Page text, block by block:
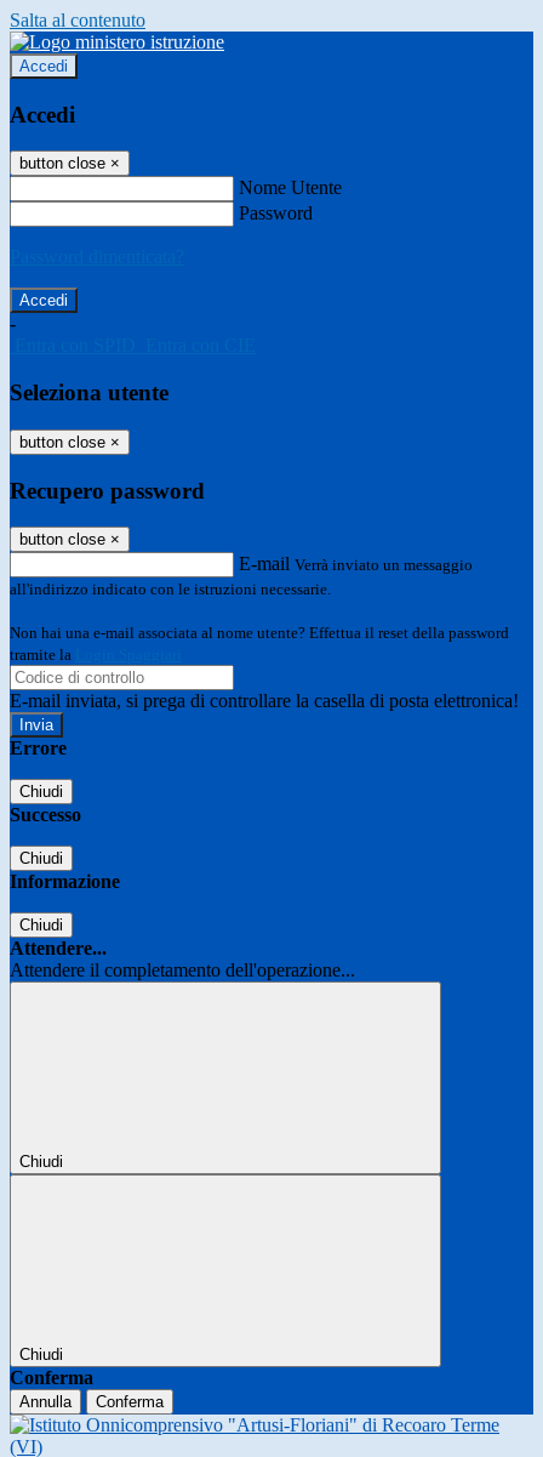
Salta al contenuto
Accedi
Accedi
button close ×
Nome Utente
Password
-
Seleziona utente
button close ×
Recupero password
button close ×
E-mail Verrà inviato un messaggio
all'indirizzo indicato con le istruzioni necessarie.
Non hai una e-mail associata al nome utente? Effettua il reset della password
tramite la
E-mail inviata, si prega di controllare la casella di posta elettronica!
Errore
Chiudi
Successo
Chiudi
Informazione
Chiudi
Attendere...
Attendere il completamento dell'operazione...
Chiudi
Chiudi
Conferma
Annulla Conferma